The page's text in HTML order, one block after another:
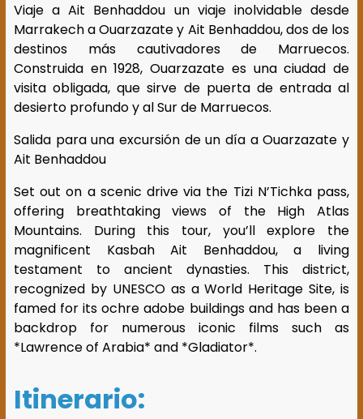
Viaje a Ait Benhaddou un viaje inolvidable desde
Marrakech a Ouarzazate y Ait Benhaddou, dos de los
destinos más cautivadores de Marruecos.
Construida en 1928, Ouarzazate es una ciudad de
visita obligada, que sirve de puerta de entrada al
desierto profundo y al Sur de Marruecos.
Salida para una excursión de un día a Ouarzazate y
Ait Benhaddou
Set out on a scenic drive via the Tizi N’Tichka pass,
offering breathtaking views of the High Atlas
Mountains. During this tour, you’ll explore the
magnificent Kasbah Ait Benhaddou, a living
testament to ancient dynasties. This district,
recognized by UNESCO as a World Heritage Site, is
famed for its ochre adobe buildings and has been a
backdrop for numerous iconic films such as
*Lawrence of Arabia* and *Gladiator*.
Itinerario: